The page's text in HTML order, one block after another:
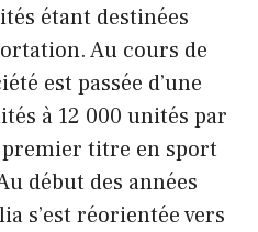
étant destinées
Au cours de
est passée d’une
à 12 000 unités par
titre en sport
début des années
s’est réorientée vers